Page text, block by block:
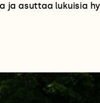
ja asuttaa lukuisia